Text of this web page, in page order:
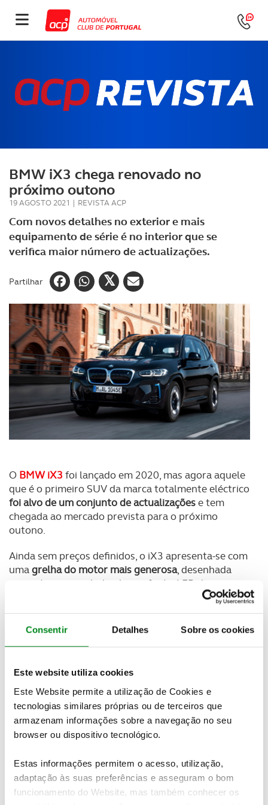
Consentir Detalhes Sobre os cookies
Este website utiliza cookies
Este Website permite a utilização de Cookies e
tecnologias similares próprias ou de terceiros que
armazenam informações sobre a navegação no seu
browser ou dispositivo tecnológico.
Estas informações permitem o acesso, utilização,
adaptação às suas preferências e asseguram o bom
funcionamento do Website, mas também conhecer os
BMW iX3 chega renovado no
próximo outono
19 AGOSTO 2021 | REVISTA ACP
Com novos detalhes no exterior e mais
equipamento de série é no interior que se
verifica maior número de actualizações.
Partilhar
O BMW iX3 foi lançado em 2020, mas agora aquele
que é o primeiro SUV da marca totalmente eléctrico
foi alvo de um conjunto de actualizaçõese tem
chegada ao mercado prevista para o próximo
outono.
Ainda sem preços definidos, o iX3 apresenta-se com
umagrelha do motor mais generosa, desenhada
numa única peça, ladeada por faróis LED de
Na traseira se destaca o
difusor desportivo e os farolins LED com efeito
tridimensional
, isto porque o modelopassou a
polegadas com a opção de poderem “crescer” até
20 polegas, com design aerodinâmico se assim o
cliente preferir.
Muito renovado,o interior passou a dispor de um
painel de instrumentos e ecrã táctil de
redesenhada consola central a agrupar os
comandos do visor multimédia, do selector de
condução e do travão de mão.